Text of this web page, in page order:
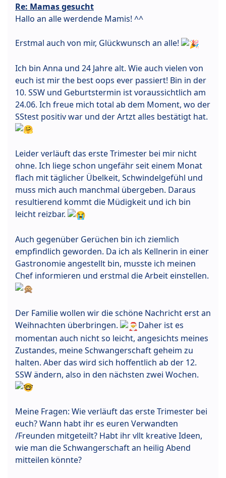
Re: Mamas gesucht
Hallo an alle werdende Mamis! ^^
Erstmal auch von mir, Glückwunsch an alle!
Ich bin Anna und 24 Jahre alt. Wie auch vielen von
euch ist mir the best oops ever passiert! Bin in der
10. SSW und Geburtstermin ist voraussichtlich am
24.06. Ich freue mich total ab dem Moment, wo der
SStest positiv war und der Artzt alles bestätigt hat.
Leider verläuft das erste Trimester bei mir nicht
ohne. Ich liege schon ungefähr seit einem Monat
flach mit täglicher Übelkeit, Schwindelgefühl und
muss mich auch manchmal übergeben. Daraus
resultierend kommt die Müdigkeit und ich bin
leicht reizbar.
Auch gegenüber Gerüchen bin ich ziemlich
empfindlich geworden. Da ich als Kellnerin in einer
Gastronomie angestellt bin, musste ich meinen
Chef informieren und erstmal die Arbeit einstellen.
Der Familie wollen wir die schöne Nachricht erst an
Weihnachten überbringen.
Daher ist es
momentan auch nicht so leicht, angesichts meines
Zustandes, meine Schwangerschaft geheim zu
halten. Aber das wird sich hoffentlich ab der 12.
SSW ändern, also in den nächsten zwei Wochen.
Meine Fragen: Wie verläuft das erste Trimester bei
euch? Wann habt ihr es euren Verwandten
/Freunden mitgeteilt? Habt ihr vllt kreative Ideen,
wie man die Schwangerschaft an heilig Abend
mitteilen könnte?